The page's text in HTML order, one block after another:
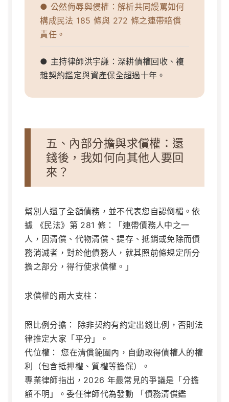
● 公然侮辱與侵權：解析共同謾罵如何
構成民法 185 條與 272 條之連帶賠償
責任。
● 主持律師洪宇謙：深耕債權回收、複
雜契約鑑定與資產保全超過十年。
五、內部分擔與求償權：還
錢後，我如何向其他人要回
來？
幫別人還了全額債務，並不代表您自認倒楣。依
據 《民法》第 281 條：「連帶債務人中之一
人，因清償、代物清償、提存、抵銷或免除而債
務消滅者，對於他債務人，就其照前條規定所分
擔之部分，得行使求償權。」
求償權的兩大支柱：
照比例分擔：
除非契約有約定出錢比例，否則法
律推定大家「平分」。
代位權：
您在清償範圍內，自動取得債權人的權
利（包含抵押權、質權等擔保）。
專業律師指出，2026 年最常見的爭議是「分擔
額不明」。委任律師代為發動
「債務清償鑑